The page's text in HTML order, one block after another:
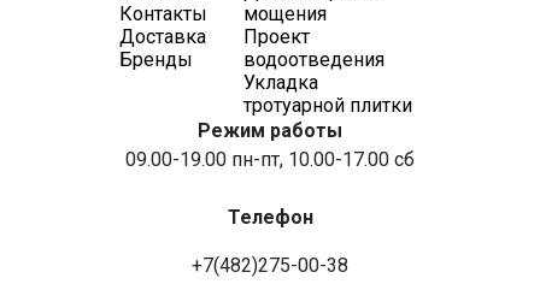
Контакты
Доставка
Бренды
мощения
Проект
водоотведения
Укладка
тротуарной плитки
Режим работы
09.00-19.00 пн-пт, 10.00-17.00 сб
Телефон
+7(482)275-00-38